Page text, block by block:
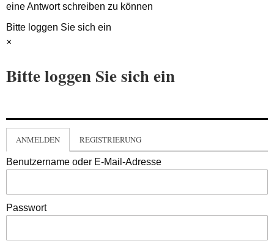
eine Antwort schreiben zu können
Bitte loggen Sie sich ein
×
Bitte loggen Sie sich ein
ANMELDEN REGISTRIERUNG
Benutzername oder E-Mail-Adresse
Passwort